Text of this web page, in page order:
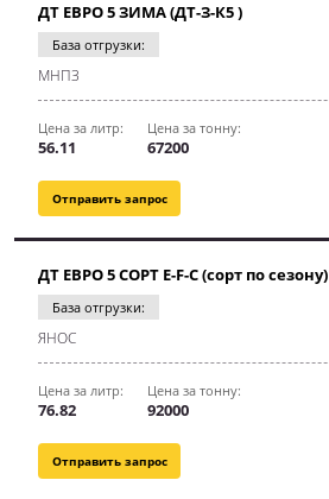
Отправить запрос
ДТ ЕВРО 5 ЗИМА (ДТ-З-К5 )
База отгрузки:
МНПЗ
Цена за литр:
56.11
Цена за тонну:
67200
Отправить запрос
ДТ ЕВРО 5 СОРТ E-F-C (сорт по сезону)
База отгрузки:
ЯНОС
Цена за литр:
76.82
Цена за тонну:
92000